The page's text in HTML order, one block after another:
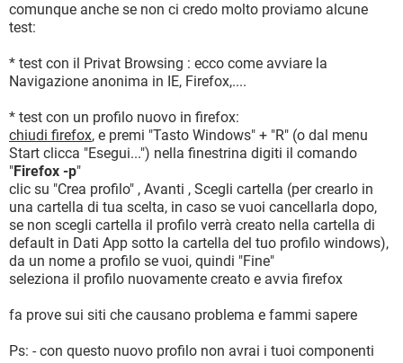
comunque anche se non ci credo molto proviamo alcune
test:
* test con il Privat Browsing : ecco come avviare la
Navigazione anonima in IE, Firefox,....
* test con un profilo nuovo in firefox:
chiudi firefox, e premi "Tasto Windows" + "R" (o dal menu
Start clicca "Esegui...") nella finestrina digiti il comando
"Firefox -p"
clic su "Crea profilo" , Avanti , Scegli cartella (per crearlo in
una cartella di tua scelta, in caso se vuoi cancellarla dopo,
se non scegli cartella il profilo verrà creato nella cartella di
default in Dati App sotto la cartella del tuo profilo windows),
da un nome a profilo se vuoi, quindi "Fine"
seleziona il profilo nuovamente creato e avvia firefox
fa prove sui siti che causano problema e fammi sapere
Ps: - con questo nuovo profilo non avrai i tuoi componenti